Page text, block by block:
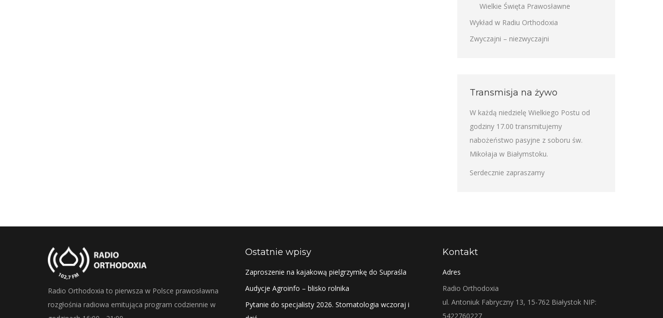
Wielkie Święta Prawosławne
Wykład w Radiu Orthodoxia
Zwyczajni – niezwyczajni
Transmisja na żywo
W każdą niedzielę Wielkiego Postu od
godziny 17.00 transmitujemy
nabożeństwo pasyjne z soboru św.
Mikołaja w Białymstoku.
Serdecznie zapraszamy
Radio Orthodoxia to pierwsza w Polsce prawosławna
rozgłośnia radiowa emitująca program codziennie w
Ostatnie wpisy
Zaproszenie na kajakową pielgrzymkę do Supraśla
Audycje Agroinfo – blisko rolnika
Pytanie do specjalisty 2026. Stomatologia wczoraj i
Kontakt
Adres
Radio Orthodoxia
ul. Antoniuk Fabryczny 13, 15-762 Białystok NIP:
5422760227